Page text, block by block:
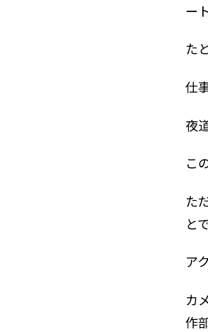
ー
た
仕
夜
こ
た
と
ア
カ
作